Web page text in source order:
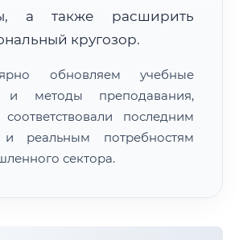
а также расширить
кругозор.
обновляем учебные
и методы преподавания,
последним
и реальным потребностям
сектора.